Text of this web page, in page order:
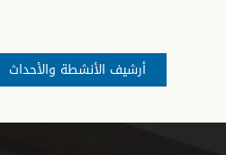
أرشيف الأنشطة والأحداث